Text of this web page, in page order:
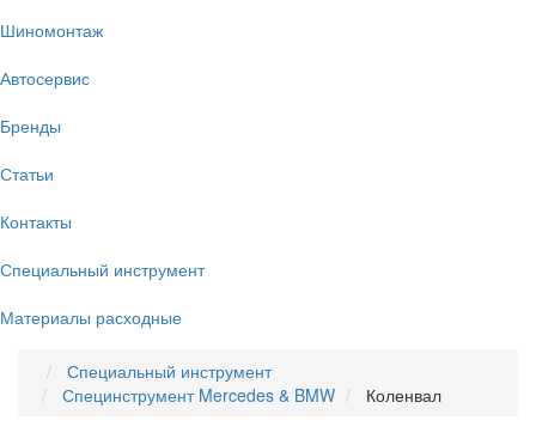
Шиномонтаж
Автосервис
Бренды
Статьи
Контакты
Специальный инструмент
Материалы расходные
Специальный инструмент
Специнструмент Mercedes & BMW
Коленвал